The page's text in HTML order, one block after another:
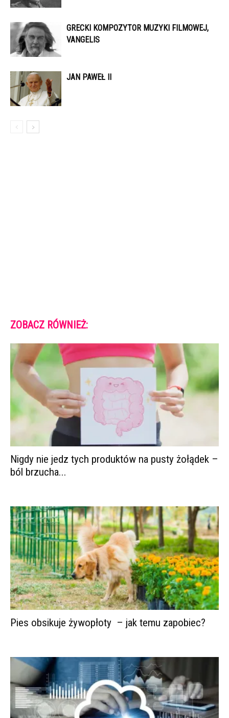
GRECKI KOMPOZYTOR MUZYKI FILMOWEJ,
VANGELIS
JAN PAWEŁ II
ZOBACZ RÓWNIEŻ:
Nigdy nie jedz tych produktów na pusty żołądek –
ból brzucha...
Pies obsikuje żywopłoty – jak temu zapobiec?